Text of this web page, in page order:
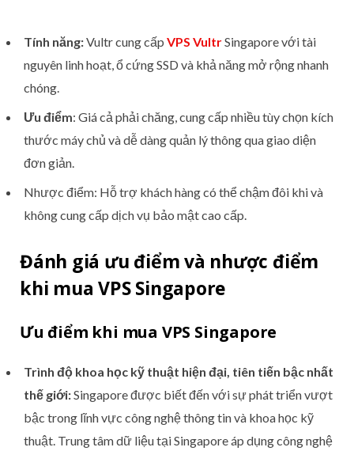
Tính năng:Vultr cung cấp VPS VultrSingapore với tài
nguyên linh hoạt, ổ cứng SSD và khả năng mở rộng nhanh
chóng.
Ưu điểm: Giá cả phải chăng, cung cấp nhiều tùy chọn kích
thước máy chủ và dễ dàng quản lý thông qua giao diện
đơn giản.
Nhược điểm: Hỗ trợ khách hàng có thể chậm đôi khi và
không cung cấp dịch vụ bảo mật cao cấp.
Đánh giá ưu điểm và nhược điểm
khi mua VPS Singapore
Ưu điểm khi mua VPS Singapore
Trình độ khoa học kỹ thuật hiện đại, tiên tiến bậc nhất
thế giới:Singapore được biết đến với sự phát triển vượt
bậc trong lĩnh vực công nghệ thông tin và khoa học kỹ
thuật. Trung tâm dữ liệu tại Singapore áp dụng công nghệ